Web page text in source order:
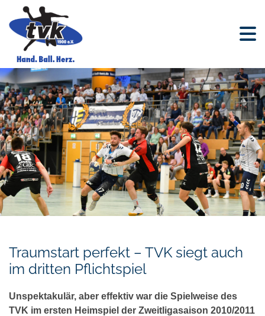
Traumstart perfekt – TVK siegt auch
im dritten Pflichtspiel
Unspektakulär, aber effektiv war die Spielweise des
TVK im ersten Heimspiel der Zweitligasaison 2010/2011